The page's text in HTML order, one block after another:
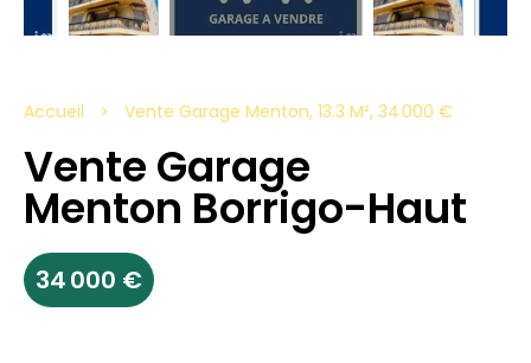
Accueil Vente Garage Menton, 13.3 M², 34 000 €
Vente Garage
Menton Borrigo-Haut
34 000 €